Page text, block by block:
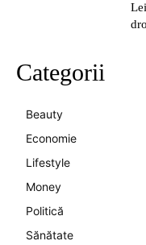
Categorii
Beauty
Economie
Lifestyle
Money
Politică
Sănătate